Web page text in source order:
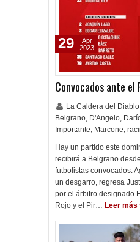
Convocados ante el
La Caldera del Diablo
Belgrano, D'Angelo,
Importante, Marcone,
Hay un partido este
recibirá a Belgrano
futbolistas convocados.
un desgarro, regresa
por el árbitro
Rojo y el Pir… Leer más
29
Apr
2023